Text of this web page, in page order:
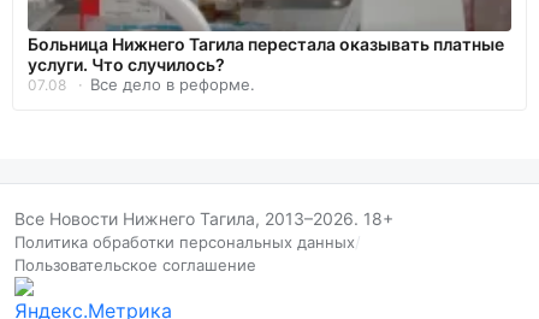
Больница Нижнего Тагила перестала оказывать платные
услуги. Что случилось?
07.08 Все дело в реформе.
Все Новости Нижнего Тагила, 2013–2026. 18+
Политика обработки персональных данных/
Пользовательское соглашение